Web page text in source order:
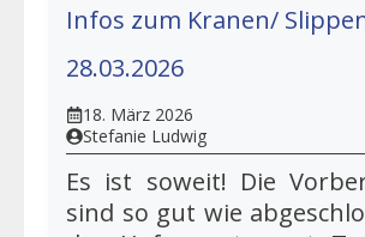
Infos zum Kranen/
28.03.2026
18. März 2026
Stefanie Ludwig
Es ist soweit! Die
sind so gut wie